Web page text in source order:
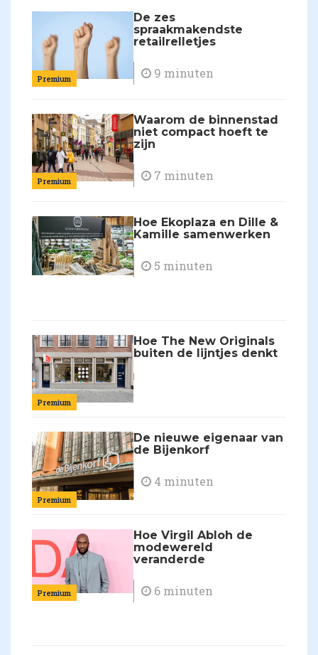
Premium
De zes
spraakmakendste
retailrelletjes
9 minuten
Premium
Waarom de binnenstad
niet compact hoeft te
zijn
7 minuten
Hoe Ekoplaza en Dille &
Kamille samenwerken
5 minuten
Premium
Hoe The New Originals
buiten de lijntjes denkt
Premium
De nieuwe eigenaar van
de Bijenkorf
4 minuten
Premium
Hoe Virgil Abloh de
modewereld
veranderde
6 minuten